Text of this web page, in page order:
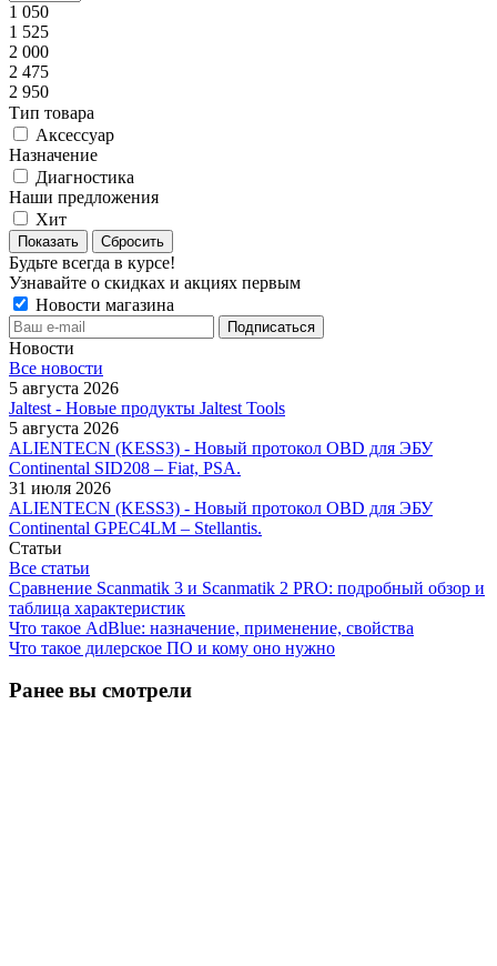
1 050
1 525
2 000
2 475
2 950
Тип товара
Аксессуар
Назначение
Диагностика
Наши предложения
Хит
Сбросить
Будьте всегда в курсе!
Узнавайте о скидках и акциях первым
Новости магазина
Новости
Все новости
5 августа 2026
Jaltest - Новые продукты Jaltest Tools
5 августа 2026
ALIENTECN (KESS3) - Новый протокол OBD для ЭБУ
Continental SID208 – Fiat, PSA.
31 июля 2026
ALIENTECN (KESS3) - Новый протокол OBD для ЭБУ
Continental GPEC4LM – Stellantis.
Статьи
Все статьи
Сравнение Scanmatik 3 и Scanmatik 2 PRO: подробный обзор и
таблица характеристик
Что такое AdBlue: назначение, применение, свойства
Что такое дилерское ПО и кому оно нужно
Ранее вы смотрели